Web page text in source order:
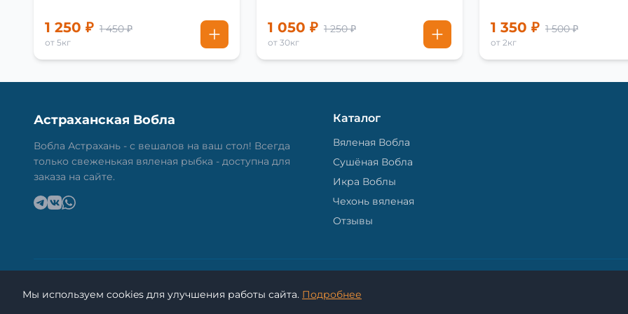
1 250 ₽ 1 450 ₽
от 5кг
1 050 ₽ 1 250 ₽
от 30кг
1 350 ₽ 1 500 ₽
от 2кг
Астраханская Вобла
Вобла Астрахань - с вешалов на ваш стол! Всегда
только свеженькая вяленая рыбка - доступна для
заказа на сайте.
Каталог
Вяленая Вобла
Сушёная Вобла
Икра Воблы
Чехонь вяленая
Отзывы
Мы используем cookies для улучшения работы сайта. Подробнее